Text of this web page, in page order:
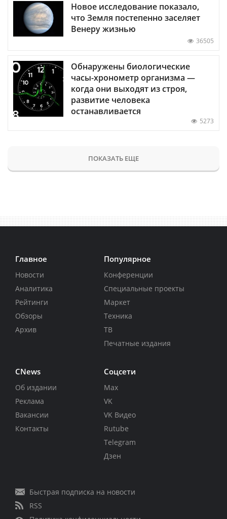
Новое исследование показало,
что Земля постепенно заселяет
Венеру жизнью
36505
Обнаружены биологические
часы-хронометр организма —
когда они выходят из строя,
развитие человека
останавливается
5273
ПОКАЗАТЬ ЕЩЕ
Главное
Новости
Аналитика
Рейтинги
Обзоры
Архив
Популярное
Конференции
Специальные проекты
Маркет
Техника
ТВ
Печатные издания
CNews
Об издании
Реклама
Вакансии
Контакты
Соцсети
Max
VK
VK Видео
Rutube
Telegram
Дзен
Быстрая подписка на новости
RSS